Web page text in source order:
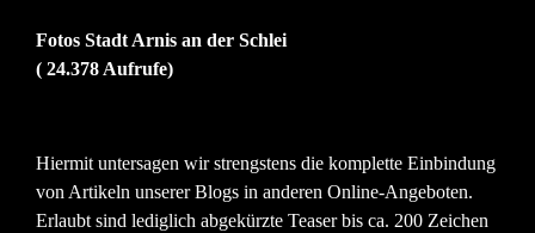
Fotos Stadt Arnis an der Schlei
( 24.378 Aufrufe)
Hiermit untersagen wir strengstens die komplette Einbindung
von Artikeln unserer Blogs in anderen Online-Angeboten.
Erlaubt sind lediglich abgekürzte Teaser bis ca. 200 Zeichen